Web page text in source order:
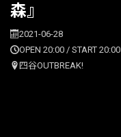
森』
2021-06-28
OPEN 20:00 / START 20:00
四谷OUTBREAK!